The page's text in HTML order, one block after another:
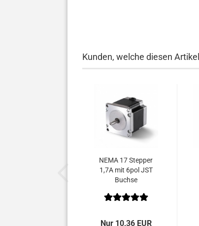
Kunden, welche diesen
NEMA 17 Stepper
1,7A mit 6pol JST
Buchse
Nur 10,36 EUR